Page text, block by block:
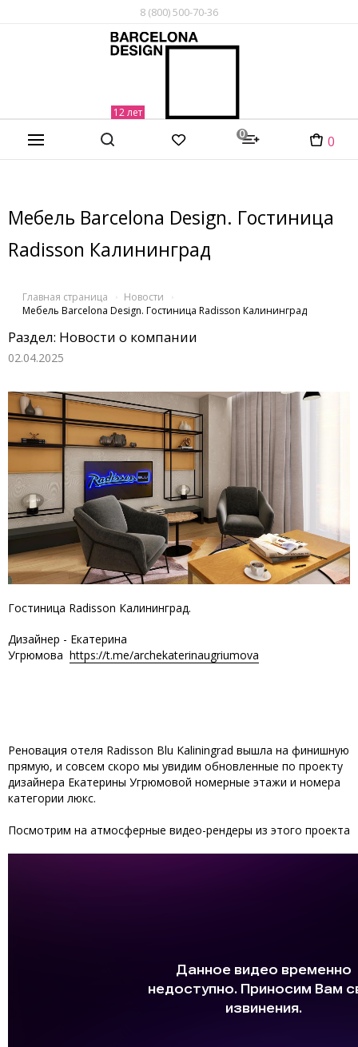
8 (800) 500-70-36
0 0
Мебель Barcelona Design. Гостиница
Radisson Калининград
Главная страница
Новости
Мебель Barcelona Design. Гостиница Radisson Калининград
Раздел: Новости о компании
02.04.2025
Гостиница Radisson Калининград.
Дизайнер - Екатерина
Угрюмова https://t.me/archekaterinaugriumova
Реновация отеля Radisson Blu Kaliningrad вышла на финишную
прямую, и совсем скоро мы увидим обновленные по проекту
дизайнера Екатерины Угрюмовой номерные этажи и номера
категории люкс.
Посмотрим на атмосферные видео-рендеры из этого проекта